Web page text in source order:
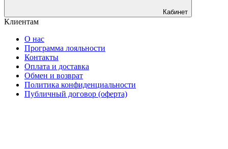
Кабинет
Клиентам
О нас
Программа лояльности
Контакты
Оплата и доставка
Обмен и возврат
Политика конфиденциальности
Публичный договор (оферта)